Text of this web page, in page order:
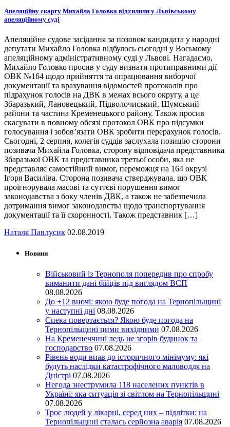
Апеляційну скаргу Михайла Головка відхилили у Львівському
апеляційному суді
Апеляційне судове засідання за позовом кандидата у народні
депутати Михайло Головка відбулось сьогодні у Восьмому
апеляційному адміністративному суді у Львові. Нагадаємо,
Михайло Головко просив у суду визнати протиправними дії
ОВК №164 щодо прийняття та опрацювання виборчої
документації та врахування відомостей протоколів про
підрахунок голосів на ДВК в межах всього округу, а це
Збаразький, Лановецький, Підволочиський, Шумський
райони та частина Кременецького району. Також просив
скасувати в повному обсязі протокол ОВК про підсумки
голосування і зобов’язати ОВК зробити перерахунок голосів.
Сьогодні, 2 серпня, колегія суддів заслухала позицію сторони
позивача Михайла Головка, сторону відповідача представника
Збаразької ОВК та представника третьої особи, яка не
представляє самостійний вимог, переможця на 164 окрузі
Ігоря Василіва. Сторона позивача стверджувала, що ОВК
проігнорувала масові та суттєві порушення вимог
законодавства з боку членів ДВК, а також не забезпечила
дотримання вимог законодавства щодо транспортування
документації та її схоронності. Також представник […]
Наталя Павлусик 02.08.2019
Новини
Військовий із Тернополя попередив про спробу
виманити дані бійців під виглядом ВСП
08.08.2026
До +12 вночі: якою буде погода на Тернопільщині
у наступні дні 08.08.2026
Спека повертається? Якою буде погода на
Тернопільщині цими вихідними 07.08.2026
На Кременеччині ледь не згорів будинок та
господарство 07.08.2026
Рівень води впав до історичного мінімуму: які
будуть наслідки катастрофічного маловоддя на
Дністрі 07.08.2026
Негода знеструмила 118 населених пунктів в
Україні: яка ситуація зі світлом на Тернопільщині
07.08.2026
Троє людей у лікарні, серед них – підлітки: на
Тернопільщині сталась серйозна аварія 07.08.2026